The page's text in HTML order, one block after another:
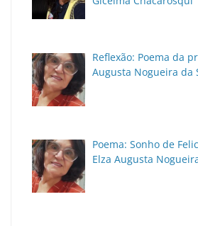
Reflexão: Poema da
Augusta Nogueira da
Poema: Sonho de
Elza Augusta